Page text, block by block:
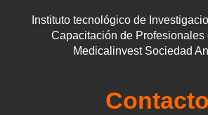
Instituto tecnológico de
Capacitación de Profesionales
Medicalinvest Sociedad
Contacto